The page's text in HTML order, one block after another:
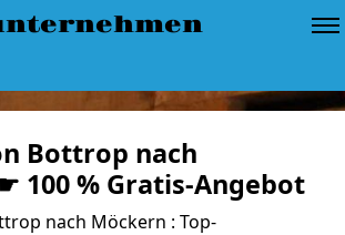
Bottrop nach
100 % Gratis-Angebot
nach Möckern : Top-